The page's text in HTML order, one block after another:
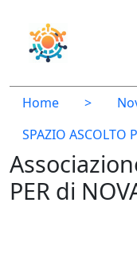
Home >
SPAZIO ASCOLTO
PER di